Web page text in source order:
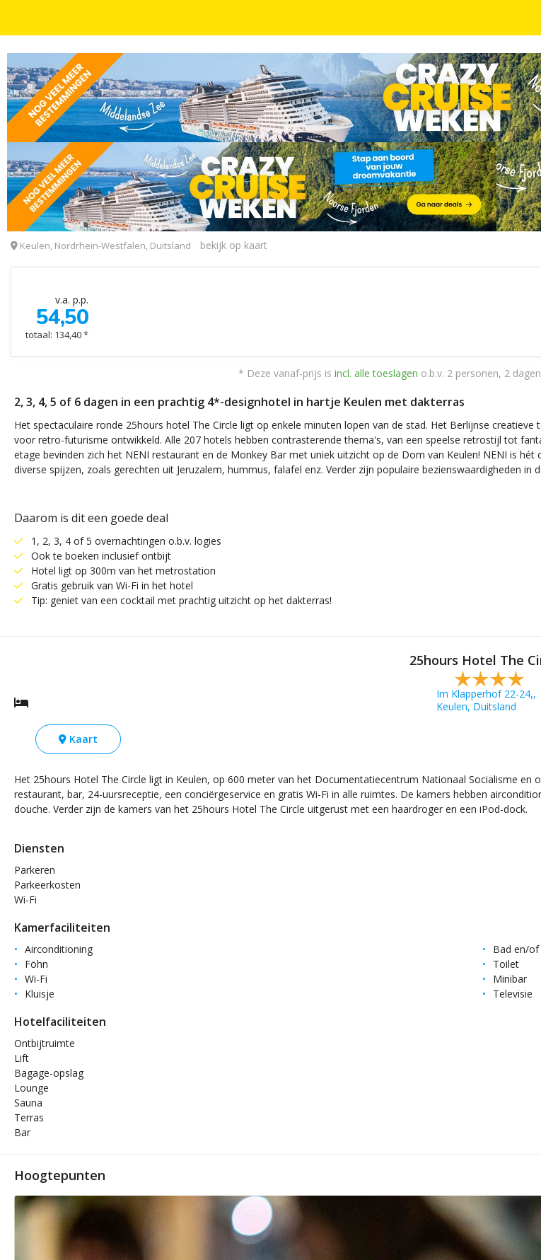
STEDENTRIPS 2, 3, 4, 5 OF 6 DAGEN KINDERKORTING
4*-designhotel in hartje Keulen met dakterras
25hours Hotel The Circle
Keulen, Nordrhein-Westfalen, Duitsland bekijk op kaart
v.a. p.p.
54,50
totaal: 134,40 *
* Deze vanaf-prijs is incl. alle toeslagen o.b.v. 2 personen, 2
2, 3, 4, 5 of 6 dagen in een prachtig 4*-designhotel in hartje Keulen met dakterras
Het spectaculaire ronde 25hours hotel The Circle ligt op enkele minuten lopen van de stad. Het Berlijnse
voor retro-futurisme ontwikkeld. Alle 207 hotels hebben contrasterende thema's, van een speelse retrostijl tot
etage bevinden zich het NENI restaurant en de Monkey Bar met uniek uitzicht op de Dom van Keulen! NENI is
diverse spijzen, zoals gerechten uit Jeruzalem, hummus, falafel enz. Verder zijn populaire bezienswaardigheden
Daarom is dit een goede deal
1, 2, 3, 4 of 5 overnachtingen o.b.v. logies
Ook te boeken inclusief ontbijt
Hotel ligt op 300m van het metrostation
Gratis gebruik van Wi-Fi in het hotel
Tip: geniet van een cocktail met prachtig uitzicht op het dakterras!
25hours Hotel The
Im Klapperhof 22-24,,
Keulen, Duitsland
Kaart
Het 25hours Hotel The Circle ligt in Keulen, op 600 meter van het Documentatiecentrum Nationaal Socialisme
restaurant, bar, 24-uursreceptie, een conciërgeservice en gratis Wi-Fi in alle ruimtes. De kamers hebben
douche. Verder zijn de kamers van het 25hours Hotel The Circle uitgerust met een haardroger en een iPod-dock.
Diensten
Parkeren
Parkeerkosten
Wi-Fi
Kamerfaciliteiten
Airconditioning
Bad en/of
Föhn
Toilet
Wi-Fi
Minibar
Kluisje
Televisie
Hotelfaciliteiten
Ontbijtruimte
Lift
Bagage-opslag
Lounge
Sauna
Terras
Bar
Hoogtepunten